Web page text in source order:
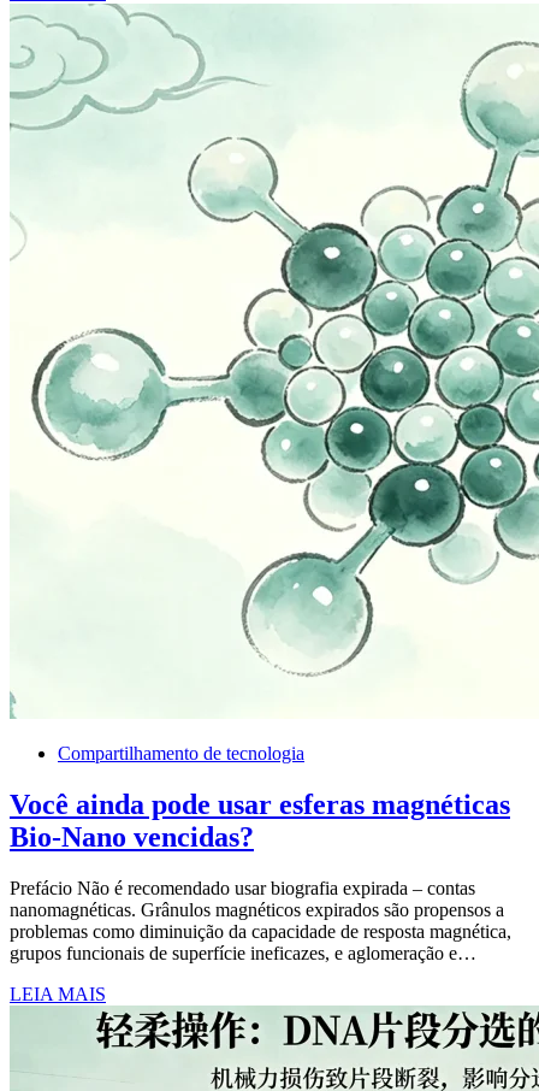
Compartilhamento de tecnologia
Você ainda pode usar esferas magnéticas
Bio-Nano vencidas?
Prefácio Não é recomendado usar biografia expirada – contas
nanomagnéticas. Grânulos magnéticos expirados são propensos a
problemas como diminuição da capacidade de resposta magnética,
grupos funcionais de superfície ineficazes, e aglomeração e…
LEIA MAIS